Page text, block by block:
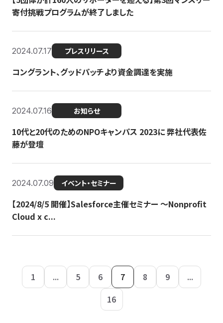
寄付挑戦プログラムが終了しました
2024.07.17 プレスリリース
コングラント、グッドパッチより資金調達を実施
2024.07.16 お知らせ
10代と20代のためのNPOキャンパス 2023に 弊社代表佐
藤が登壇
2024.07.09 イベント・セミナー
【2024/8/5 開催】Salesforce主催セミナー 〜Nonprofit
Cloud x c...
1 ... 5 6 7 8 9
...
16